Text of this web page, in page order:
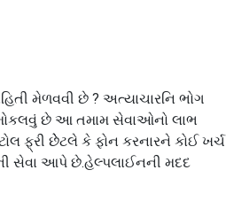
મેળવવી છે ? અત્યાચારનિ ભોગ
છે આ તમામ સેવાઓનો લાભ
ફ્રી છેેટલે કે ફોન કરનારને કોઈ ખર્ચ
સેવા આપે છે.હેલ્પલાઈનની મદદ